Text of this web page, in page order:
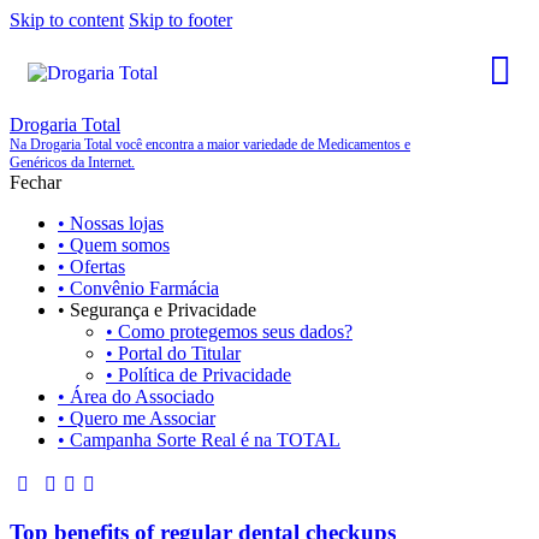
Skip to content Skip to footer
Drogaria Total
Na Drogaria Total você encontra a maior variedade de Medicamentos e
Genéricos da Internet.
Fechar
• Nossas lojas
• Quem somos
• Ofertas
• Convênio Farmácia
• Segurança e Privacidade
• Como protegemos seus dados?
• Portal do Titular
• Política de Privacidade
• Área do Associado
• Quero me Associar
• Campanha Sorte Real é na TOTAL
Top benefits of regular dental checkups